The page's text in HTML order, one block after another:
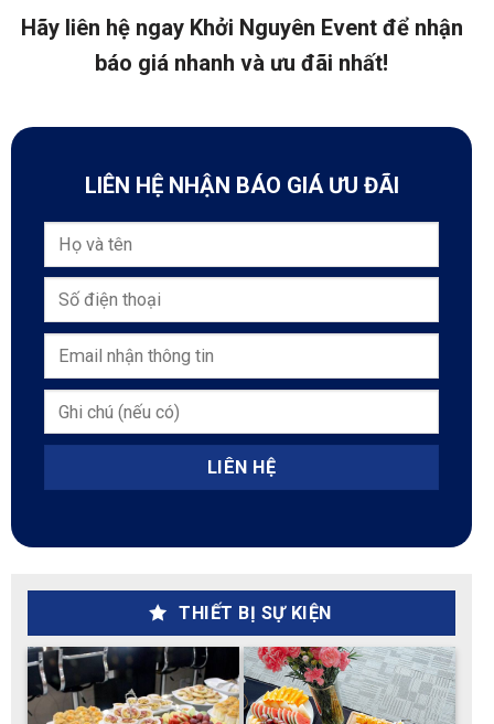
Hãy liên hệ ngay Khởi Nguyên Event để nhận
báo giá nhanh và ưu đãi nhất!
LIÊN HỆ NHẬN BÁO GIÁ ƯU ĐÃI
THIẾT BỊ SỰ KIỆN